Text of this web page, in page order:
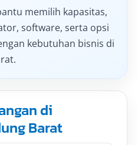
memilih kapasitas,
software, serta opsi
kebutuhan bisnis di
di
Barat